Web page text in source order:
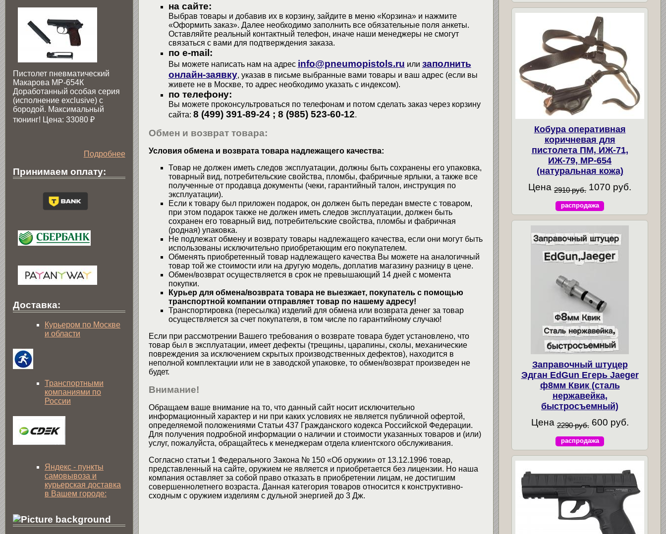
на сайте:
Выбрав товары и добавив их в корзину, зайдите в меню «Корзина» и нажмите
«Оформить заказ». Далее необходимо заполнить все обязательные поля анкеты.
Оставляйте реальный контактный телефон, иначе наши менеджеры не смогут
связаться с вами для подтверждения заказа.
по e-mail:
Вы можете написать нам на адрес info@pneumopistols.ru или заполнить
онлайн-заявку, указав в письме выбранные вами товары и ваш адрес (если вы
живете не в Москве, то адрес необходимо указать с индексом).
по телефону:
Вы можете проконсультроваться по телефонам и потом сделать заказ через корзину
сайта: 8 (499) 391-89-24 ; 8 (985) 523-60-12.
Обмен и возврат товара:
Условия обмена и возврата товара надлежащего качества:
Товар не должен иметь следов эксплуатации, должны быть сохранены его упаковка,
товарный вид, потребительские свойства, пломбы, фабричные ярлыки, а также все
полученные от продавца документы (чеки, гарантийный талон, инструкция по
эксплуатации).
Если к товару был приложен подарок, он должен быть передан вместе с товаром,
при этом подарок также не должен иметь следов эксплуатации, должен быть
сохранен его товарный вид, потребительские свойства, пломбы и фабричная
(родная) упаковка.
Не подлежат обмену и возврату товары надлежащего качества, если они могут быть
использованы исключительно приобретающим его покупателем.
Обменять приобретенный товар надлежащего качества Вы можете на аналогичный
товар той же стоимости или на другую модель, доплатив магазину разницу в цене.
Обмен/возврат осуществляется в срок не превышающий 14 дней с момента
покупки.
Курьер для обмена/возврата товара не выезжает, покупатель с помощью
транспортной компании отправляет товар по нашему адресу!
Транспортировка (пересылка) изделий для обмена или возврата денег за товар
осуществляется за счет покупателя, в том числе по гарантийному случаю!
Если при рассмотрении Вашего требования о возврате товара будет установлено, что
товар был в эксплуатации, имеет дефекты (трещины, царапины, сколы, механические
повреждения за исключением скрытых производственных дефектов), находится в
неполной комплектации или не в заводской упаковке, то обмен/возврат произведен не
будет.
Внимание!
Обращаем ваше внимание на то, что данный сайт носит исключительно
информационный характер и ни при каких условиях не является публичной офертой,
определяемой положениями Статьи 437 Гражданского кодекса Российской Федерации.
Для получения подробной информации о наличии и стоимости указанных товаров и (или)
услуг, пожалуйста, обращайтесь к менеджерам отдела клиентского обслуживания.
Согласно статьи 1 Федерального Закона № 150 «Об оружии» от 13.12.1996 товар,
представленный на сайте, оружием не является и приобретается без лицензии. Но наша
компания оставляет за собой право отказать в приобретении лицам, не достигшим
совершеннолетнего возраста. Данная категория товаров относится к конструктивно-
сходным с оружием изделиям с дульной энергией до 3 Дж.
Пистолет пневматический
Макарова МР-654К
Доработанный особая серия
(исполнение exclusive) c
бородой. Максимальный
тюнинг! Цена: 33080 ₽
Подробнее
Принимаем оплату:
Доставка:
Курьером по Москве
и области
Транспортными
компаниями по
России
Яндекс - пункты
самовывоза и
курьерская доставка
в Вашем городе:
Кобура оперативная
коричневая для
пистолета ПМ, ИЖ-71,
ИЖ-79, МР-654
(натуральная кожа)
Цена 2910 руб. 1070 руб.
распродажа
Заправочный штуцер
Эдган EdGun Егерь Jaeger
ф8мм Квик (сталь
нержавейка,
быстросъемный)
Цена 2290 руб. 600 руб.
распродажа